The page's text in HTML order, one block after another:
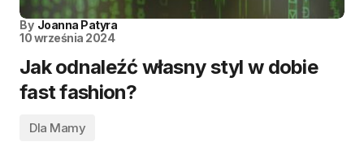
By Joanna Patyra
10 września 2024
Jak odnaleźć własny styl w dobie
fast fashion?
Dla Mamy